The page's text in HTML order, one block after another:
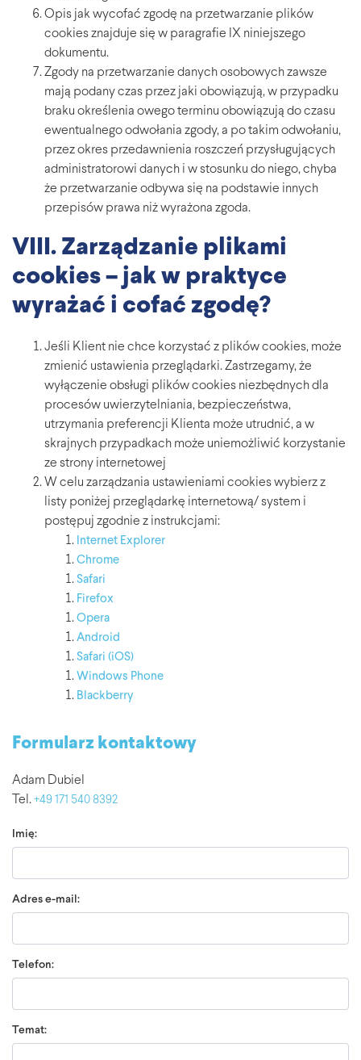
Opis jak wycofać zgodę na przetwarzanie plików
cookies znajduje się w paragrafie IX niniejszego
dokumentu.
Zgody na przetwarzanie danych osobowych zawsze
mają podany czas przez jaki obowiązują, w przypadku
braku określenia owego terminu obowiązują do czasu
ewentualnego odwołania zgody, a po takim odwołaniu,
przez okres przedawnienia roszczeń przysługujących
administratorowi danych i w stosunku do niego, chyba
że przetwarzanie odbywa się na podstawie innych
przepisów prawa niż wyrażona zgoda.
VIII. Zarządzanie plikami
cookies – jak w praktyce
wyrażać i cofać zgodę?
Jeśli Klient nie chce korzystać z plików cookies, może
zmienić ustawienia przeglądarki. Zastrzegamy, że
wyłączenie obsługi plików cookies niezbędnych dla
procesów uwierzytelniania, bezpieczeństwa,
utrzymania preferencji Klienta może utrudnić, a w
skrajnych przypadkach może uniemożliwić korzystanie
ze strony internetowej
W celu zarządzania ustawieniami cookies wybierz z
listy poniżej przeglądarkę internetową/ system i
postępuj zgodnie z instrukcjami:
Internet Explorer
Chrome
Safari
Firefox
Opera
Android
Safari (iOS)
Windows Phone
Blackberry
Formularz kontaktowy
Adam Dubiel
Tel. +49 171 540 8392
Imię:
Adres e-mail:
Telefon:
Temat: